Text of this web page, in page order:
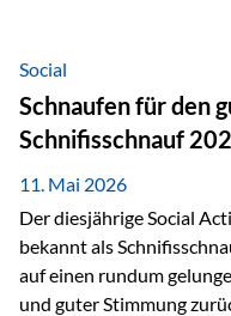
innerhalb der Private
der Oculus Value Capital
orientierten Value-
fundamentale
Wertentwicklung. Der
mit Weitblick Im Zentrum
Social
Schnaufen für den
Schnifisschnauf
11. Mai 2026
Der diesjährige Social
bekannt als
auf einen rundum
und guter Stimmung